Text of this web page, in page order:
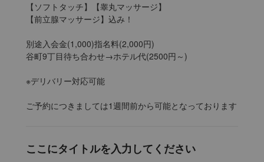
【ソフトタッチ】【睾丸マッサージ】
【前立腺マッサージ】込み！
別途入会金(1,000)指名料(2,000円)
谷町9丁目待ち合わせ→ホテル代(2500円～)
※デリバリー対応可能
ご予約につきましては1週間前から可能となっております
ここにタイトルを入力してください